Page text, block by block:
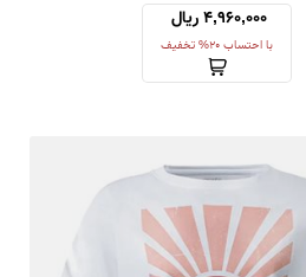
4,960,000 ریال
با احتساب 20% تخفیف